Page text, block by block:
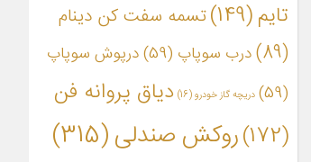
تایم(149)
تسمه سفت کن دینام
(89)
درب سوپاپ (59)
درپوش سوپاپ
(59)
دریچه گاز خودرو(16)
دیاق پروانه فن
(172)
روکش صندلی(315)